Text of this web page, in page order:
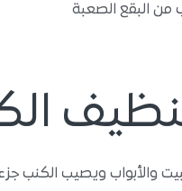
البقع الصعبة
البيت والأبواب ويصيب